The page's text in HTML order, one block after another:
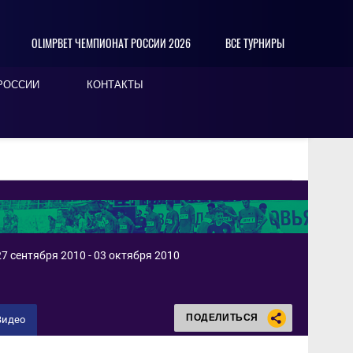
OLIMPBET ЧЕМПИОНАТ РОССИИ 2026 ВСЕ ТУРНИРЫ
КОНТАКТЫ
сентября 2010 - 03 октября 2010
ПОДЕЛИТЬСЯ